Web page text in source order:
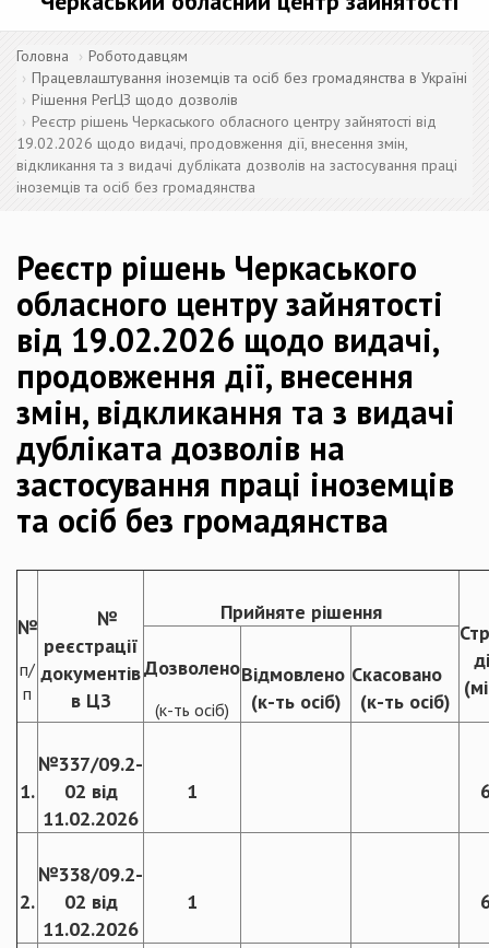
Головна
Роботодавцям
Працевлаштування іноземців та осіб без громадянства в Україні
Рішення РегЦЗ щодо дозволів
Реєстр рішень Черкаського обласного центру зайнятості від
19.02.2026 щодо видачі, продовження дії, внесення змін,
відкликання та з видачі дубліката дозволів на застосування праці
іноземців та осіб без громадянства
Реєстр рішень Черкаського
обласного центру зайнятості
від 19.02.2026 щодо видачі,
продовження дії, внесення
змін, відкликання та з видачі
дубліката дозволів на
застосування праці іноземців
та осіб без громадянства
№
п/
п
№
реєстрації
документів
в ЦЗ
Прийняте рішення
Дозволено
(к-ть осіб)
Відмовлено
(к-ть осіб)
Скасовано
(к-ть осіб)
1.
№337/09.2-
02 від
11.02.2026
1
2.
№338/09.2-
02 від
11.02.2026
1